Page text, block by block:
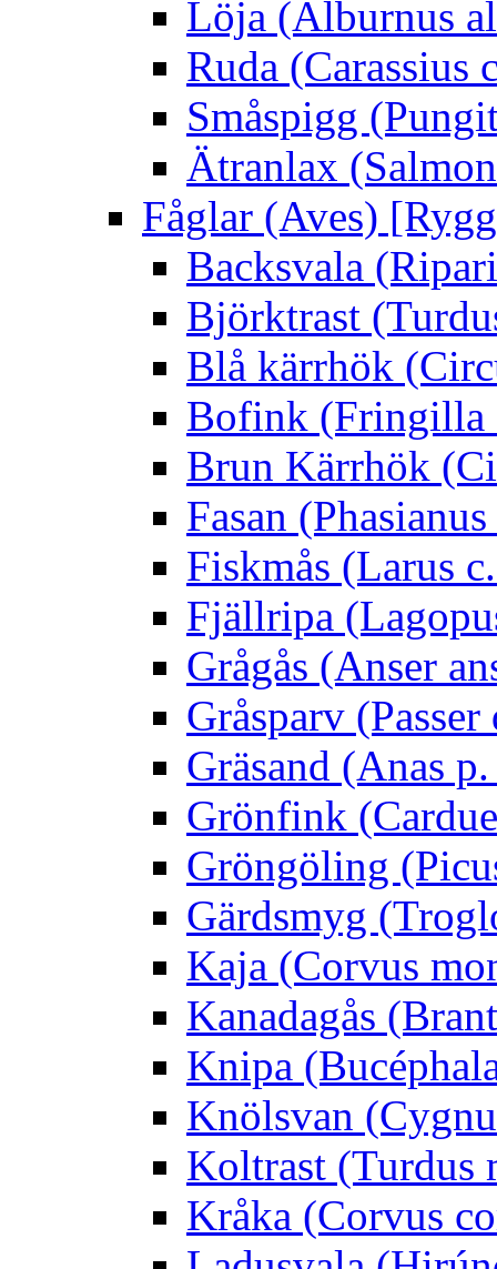
Löja (Alburnus
Ruda (Carassius
Småspigg
Ätranlax
Fåglar (Aves)
Backsvala
Björktrast
Blå kärrhök
Bofink (Fringilla
Brun Kärrhök
Fasan
Fiskmås (Larus
Fjällripa
Grågås (Anser
Gråsparv
Gräsand (Anas
Grönfink
Gröngöling
Gärdsmyg
Kaja (Corvus
Kanadagås
Knipa
Knölsvan
Koltrast (Turdus
Kråka (Corvus